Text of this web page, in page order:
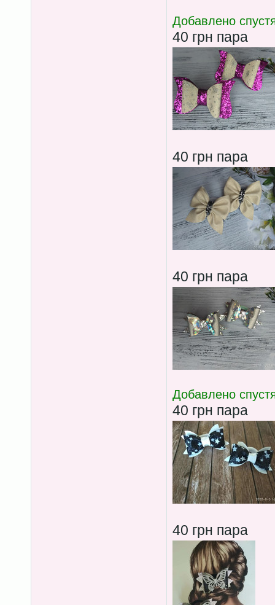
Добавлено
40 грн пара
40 грн пара
40 грн пара
Добавлено
40 грн пара
40 грн пара